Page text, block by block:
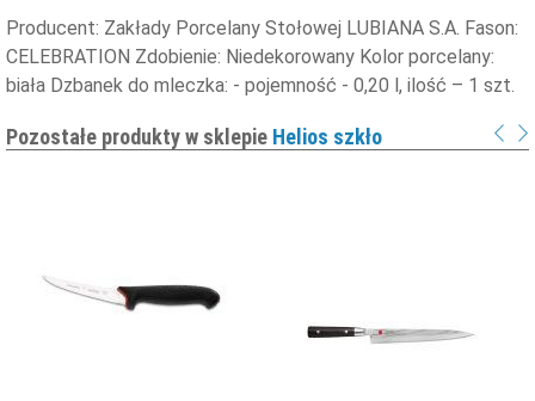
Producent: Zakłady Porcelany Stołowej LUBIANA S.A. Fason:
CELEBRATION Zdobienie: Niedekorowany Kolor porcelany:
biała Dzbanek do mleczka: - pojemność - 0,20 l, ilość – 1 szt.
Pozostałe produkty w sklepie Helios szkło